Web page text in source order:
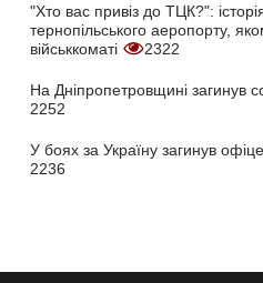
"Хто вас привіз до ТЦК?":
тернопільського аеропорту,
військкоматі
2322
На Дніпропетровщині загинув
2252
У боях за Україну загинув
2236